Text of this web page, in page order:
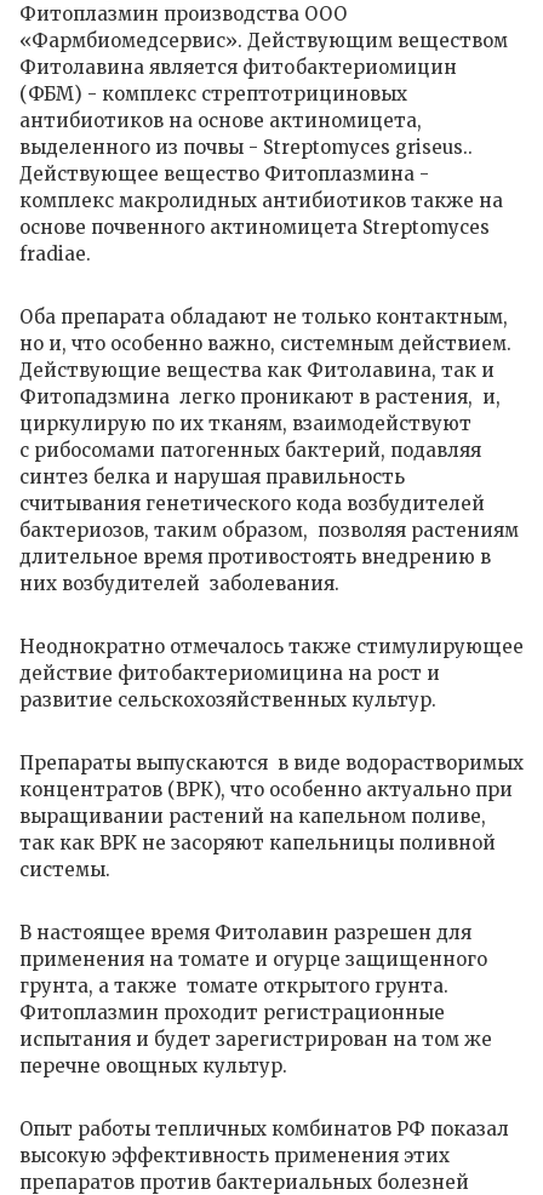
Фитоплазмин производства ООО
«Фармбиомедсервис». Действующим веществом
Фитолавина является фитобактериомицин
(ФБМ) - комплекс стрептотрициновых
антибиотиков на основе актиномицета,
выделенного из почвы - Streptomyces griseus..
Действующее вещество Фитоплазмина -
комплекс макролидных антибиотиков также на
основе почвенного актиномицета Streptomyces
fradiae.
Оба препарата обладают не только контактным,
но и, что особенно важно, системным действием.
Действующие вещества как Фитолавина, так и
Фитопадзмина легко проникают в растения, и,
циркулирую по их тканям, взаимодействуют
с рибосомами патогенных бактерий, подавляя
синтез белка и нарушая правильность
считывания генетического кода возбудителей
бактериозов, таким образом, позволяя растениям
длительное время противостоять внедрению в
них возбудителей заболевания.
Неоднократно отмечалось также стимулирующее
действие фитобактериомицина на рост и
развитие сельскохозяйственных культур.
Препараты выпускаются в виде водорастворимых
концентратов (ВРК), что особенно актуально при
выращивании растений на капельном поливе,
так как ВРК не засоряют капельницы поливной
системы.
В настоящее время Фитолавин разрешен для
применения на томате и огурце защищенного
грунта, а также томате открытого грунта.
Фитоплазмин проходит регистрационные
испытания и будет зарегистрирован на том же
перечне овощных культур.
Опыт работы тепличных комбинатов РФ показал
высокую эффективность применения этих
препаратов против бактериальных болезней